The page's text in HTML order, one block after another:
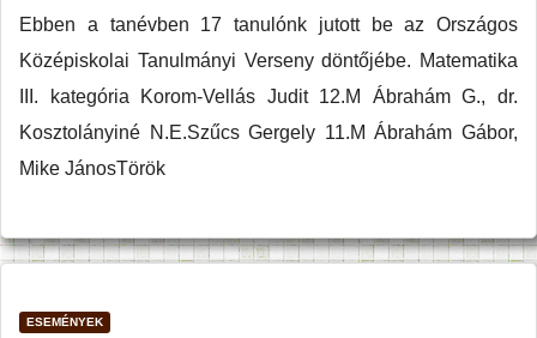
Ebben a tanévben 17 tanulónk jutott be az Országos
Középiskolai Tanulmányi Verseny döntőjébe. Matematika
III. kategória Korom-Vellás Judit 12.M Ábrahám G., dr.
Kosztolányiné N.E.Szűcs Gergely 11.M Ábrahám Gábor,
Mike JánosTörök
ESEMÉNYEK